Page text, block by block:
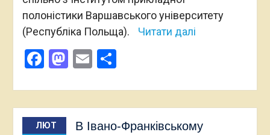
полоністики Варшавського університету
(Республіка Польща).
Читати далі
Facebook
Mastodon
EmailПоділитися
ЛЮТ
В Івано-Франківському